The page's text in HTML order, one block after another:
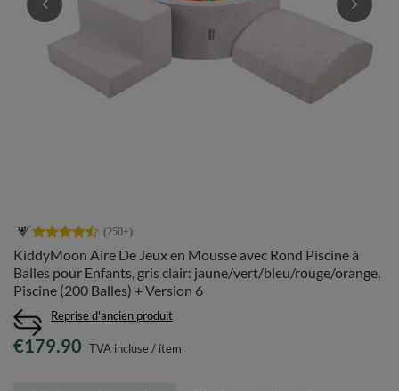
KiddyMoon Aire De Jeux en Mousse avec Rond Piscine à
Balles pour Enfants, gris clair: jaune/vert/bleu/rouge/orange,
Piscine (200 Balles) + Version 6
Reprise d'ancien produit
€179.90 TVA incluse/ item